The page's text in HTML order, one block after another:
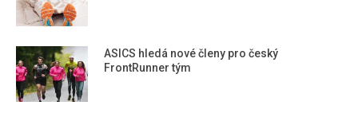
ASICS hledá nové členy pro český
FrontRunner tým